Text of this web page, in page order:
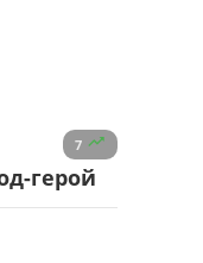
7 
герой